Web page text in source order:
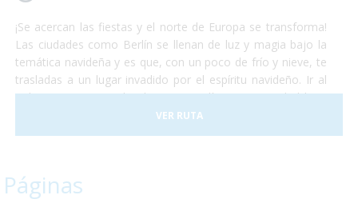
¡Se acercan las fiestas y el norte de Europa se transforma!
Las ciudades como Berlín se llenan de luz y magia bajo la
temática navideña y es que, con un poco de frío y nieve, te
trasladas a un lugar invadido por el espíritu navideño. Ir al
polo norte es complicado, pero Berlín es una ciudad bien
accesible. Las calles estarán llenas de gente, sonarán
villancicos, pasearán por calles que te parecerán mágicas
perfectamente adaptada para personas con discapacidad y
nosotros nos encargamos de proporcionarles lo que haga
VER RUTA
Páginas